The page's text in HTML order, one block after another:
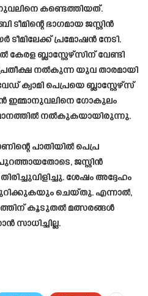
കണ്ടെത്തിയത്.
ടീമിന്റെ ഭാഗമായ ജസ്റ്റിൻ
ടീമിലേക്ക് പ്രമോഷൻ നേടി.
കേരള ബ്ലാസ്റ്റേഴ്സിന് വേണ്ടി
നൽകുന്ന യുവ താരമായി
ക്വാമി പെപ്രയെ ബ്ലാസ്റ്റേഴ്സ്
ഇമ്മാനുവലിനെ ഗോകുലം
നൽകുകയായിരുന്നു.
പാതിയിൽ പെപ്ര
ജസ്റ്റിൻ
ശേഷം അദ്ദേഹം
ചെയ്തു. എന്നാൽ,
കൂടുതൽ മത്സരങ്ങൾ
സാധിച്ചില്ല.